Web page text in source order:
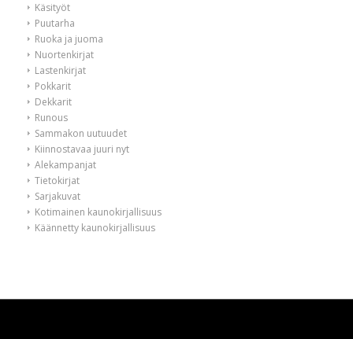
Käsityöt
Puutarha
Ruoka ja juoma
Nuortenkirjat
Lastenkirjat
Pokkarit
Dekkarit
Runous
Sammakon uutuudet
Kiinnostavaa juuri nyt
Alekampanjat
Tietokirjat
Sarjakuvat
Kotimainen kaunokirjallisuus
Käännetty kaunokirjallisuus